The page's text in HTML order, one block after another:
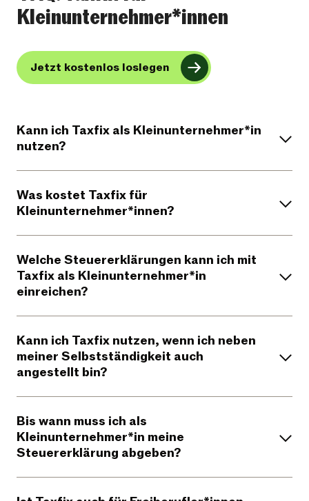
Kleinunternehmer*innen
Jetzt kostenlos loslegen
Kann ich Taxfix als Kleinunternehmer*in
nutzen?
Was kostet Taxfix für
Kleinunternehmer*innen?
Welche Steuererklärungen kann ich mit
Taxfix als Kleinunternehmer*in
einreichen?
Kann ich Taxfix nutzen, wenn ich neben
meiner Selbstständigkeit auch
angestellt bin?
Bis wann muss ich als
Kleinunternehmer*in meine
Steuererklärung abgeben?